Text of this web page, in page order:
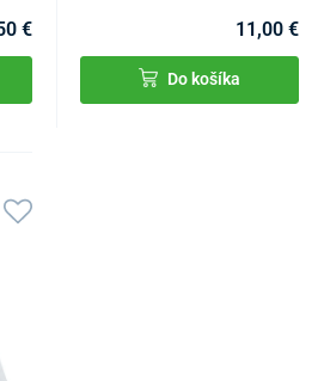
€ 11,00 €
Do košíka